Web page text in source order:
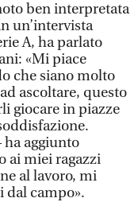
ben interpretata
un’intervista
A, ha parlato
«Mi piace
che siano molto
ascoltare, questo
giocare in piazze
aggiunto
ai miei ragazzi
al lavoro, mi
dal campo».